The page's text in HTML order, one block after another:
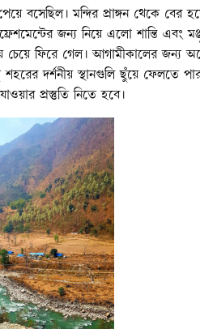
বসেছিল। মন্দির প্রাঙ্গন থেকে বের
জন্য নিয়ে এলো শান্তি এবং
চেয়ে ফিরে গেল। আগামীকালের জন্য
দর্শনীয় স্থানগুলি ছুঁয়ে ফেলতে
প্রস্তুতি নিতে হবে।